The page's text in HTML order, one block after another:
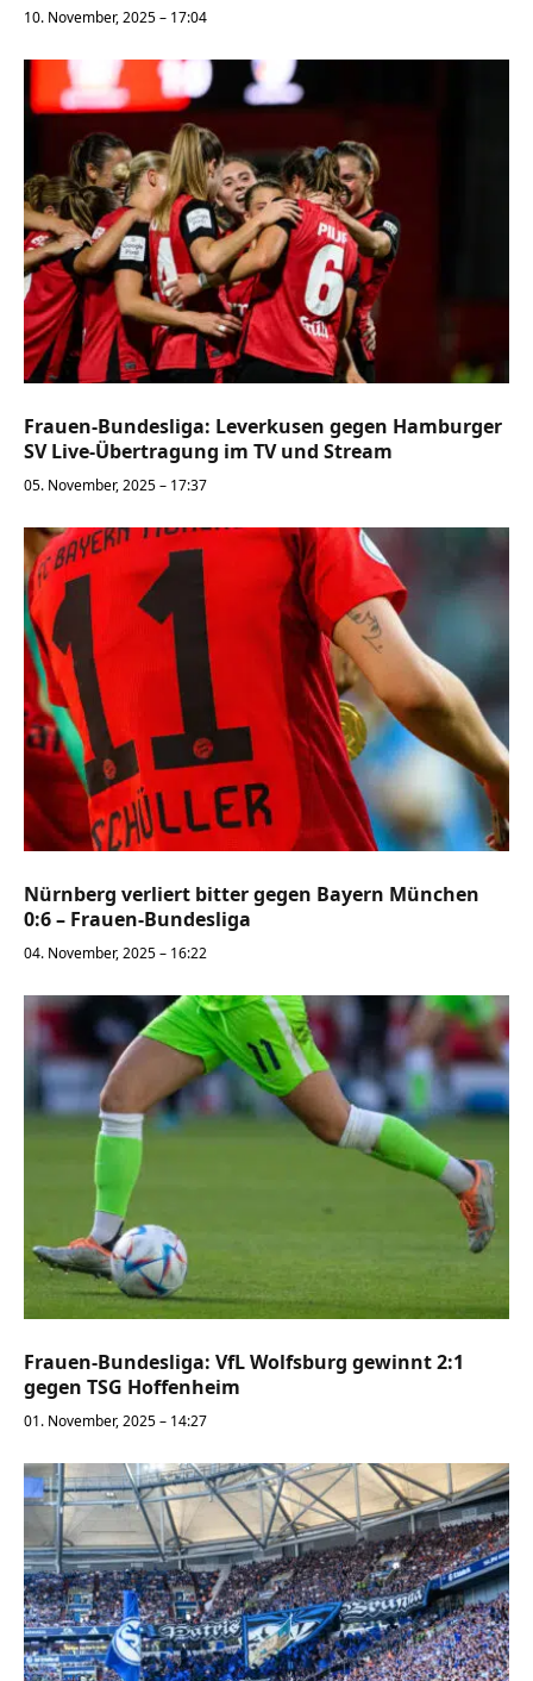
10. November, 2025 – 17:04
Frauen-Bundesliga: Leverkusen gegen Hamburger
SV Live-Übertragung im TV und Stream
05. November, 2025 – 17:37
Nürnberg verliert bitter gegen Bayern München
0:6 – Frauen-Bundesliga
04. November, 2025 – 16:22
Frauen-Bundesliga: VfL Wolfsburg gewinnt 2:1
gegen TSG Hoffenheim
01. November, 2025 – 14:27